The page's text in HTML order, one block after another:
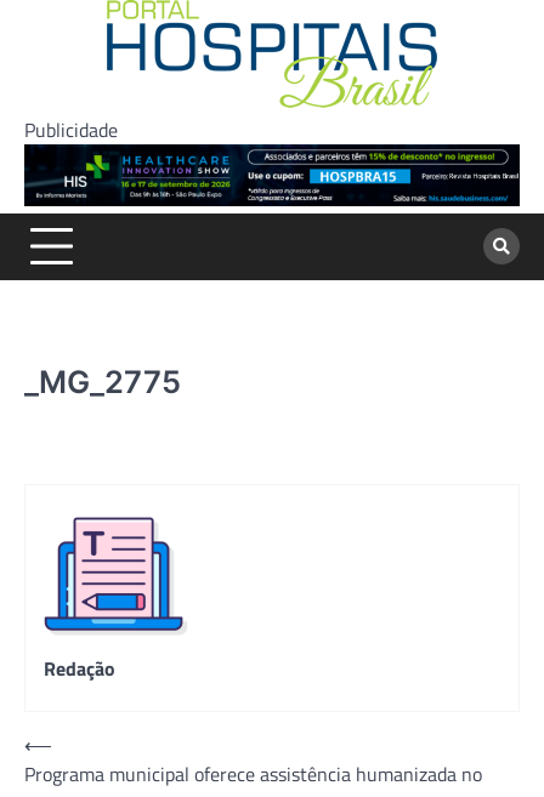
Publicidade
_MG_2775
Redação
Navegação
de
⟵
Programa municipal oferece assistência humanizada no